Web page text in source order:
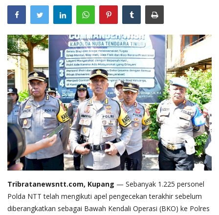
Lantas
Polisi Kita
Mitra Polisi
Giat Ops
Link Polda NTT
Tribratanewsntt.com, Kupang — Sebanyak 1.225 personel
Polda NTT telah mengikuti apel pengecekan terakhir sebelum
diberangkatkan sebagai Bawah Kendali Operasi (BKO) ke Polres